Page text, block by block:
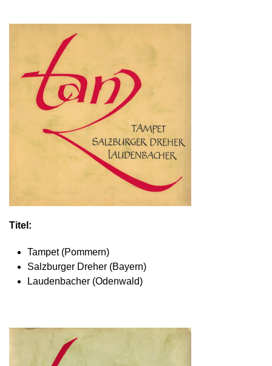
Titel:
Tampet (Pommern)
Salzburger Dreher (Bayern)
Laudenbacher (Odenwald)